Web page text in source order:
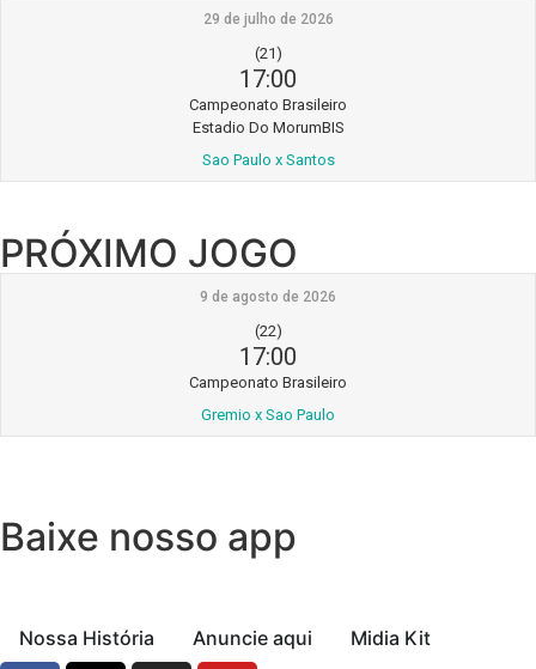
29 de julho de 2026
(21)
17:00
Campeonato Brasileiro
Estadio Do MorumBIS
Sao Paulo x Santos
PRÓXIMO JOGO
9 de agosto de 2026
(22)
17:00
Campeonato Brasileiro
Gremio x Sao Paulo
Baixe nosso app
Nossa História Anuncie aqui Midia Kit